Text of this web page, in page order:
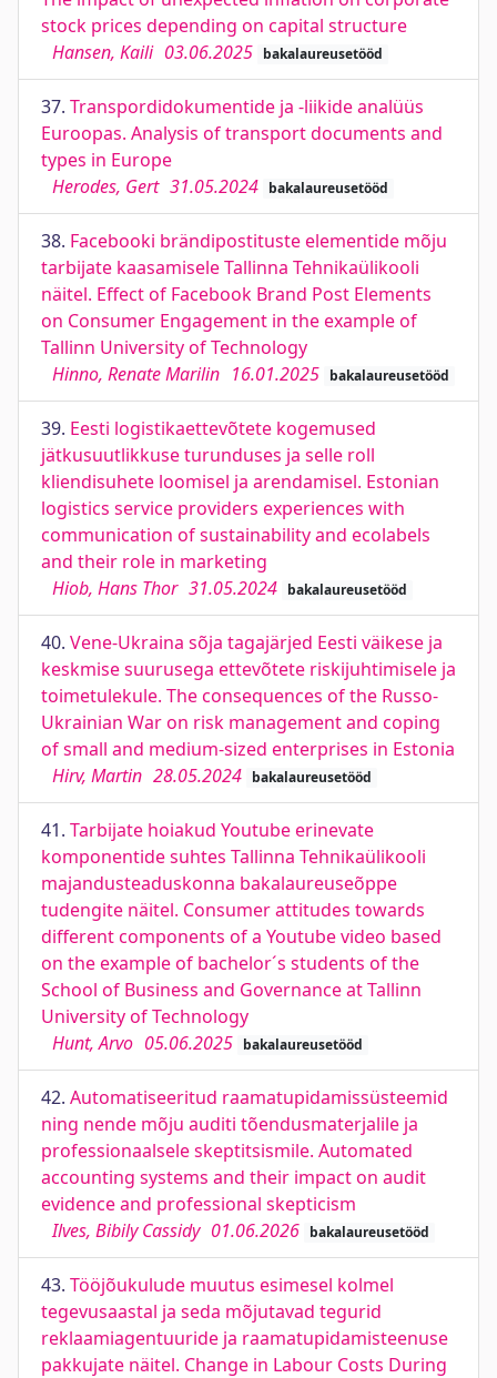
stock prices depending on capital structure
Hansen, Kaili 03.06.2025 bakalaureusetööd
37. Transpordidokumentide ja -liikide analüüs
Euroopas. Analysis of transport documents and
types in Europe
Herodes, Gert 31.05.2024 bakalaureusetööd
38. Facebooki brändipostituste elementide mõju
tarbijate kaasamisele Tallinna Tehnikaülikooli
näitel. Effect of Facebook Brand Post Elements
on Consumer Engagement in the example of
Tallinn University of Technology
Hinno, Renate Marilin 16.01.2025 bakalaureusetööd
39. Eesti logistikaettevõtete kogemused
jätkusuutlikkuse turunduses ja selle roll
kliendisuhete loomisel ja arendamisel. Estonian
logistics service providers experiences with
communication of sustainability and ecolabels
and their role in marketing
Hiob, Hans Thor 31.05.2024 bakalaureusetööd
40. Vene-Ukraina sõja tagajärjed Eesti väikese ja
keskmise suurusega ettevõtete riskijuhtimisele ja
toimetulekule. The consequences of the Russo-
Ukrainian War on risk management and coping
of small and medium-sized enterprises in Estonia
Hirv, Martin 28.05.2024 bakalaureusetööd
41. Tarbijate hoiakud Youtube erinevate
komponentide suhtes Tallinna Tehnikaülikooli
majandusteaduskonna bakalaureuseõppe
tudengite näitel. Consumer attitudes towards
different components of a Youtube video based
on the example of bachelor´s students of the
School of Business and Governance at Tallinn
University of Technology
Hunt, Arvo 05.06.2025 bakalaureusetööd
42. Automatiseeritud raamatupidamissüsteemid
ning nende mõju auditi tõendusmaterjalile ja
professionaalsele skeptitsismile. Automated
accounting systems and their impact on audit
evidence and professional skepticism
Ilves, Bibily Cassidy 01.06.2026 bakalaureusetööd
43. Tööjõukulude muutus esimesel kolmel
tegevusaastal ja seda mõjutavad tegurid
reklaamiagentuuride ja raamatupidamisteenuse
pakkujate näitel. Change in Labour Costs During